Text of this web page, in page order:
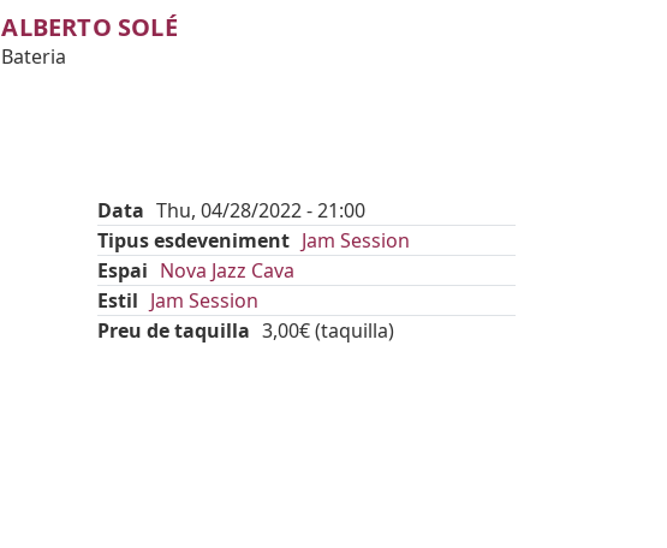
ALBERTO SOLÉ
Bateria
Data Thu, 04/28/2022 - 21:00
Tipus esdeveniment Jam Session
Espai Nova Jazz Cava
Estil Jam Session
Preu de taquilla 3,00€ (taquilla)